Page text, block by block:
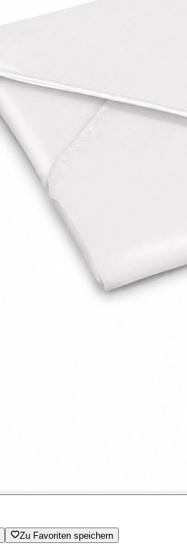
Zu Favoriten speichern